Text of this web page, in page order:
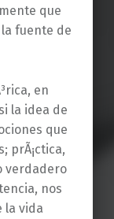
que
fuente de
en
la idea de
que
prÃ¡ctica,
verdadero
nos
la vida